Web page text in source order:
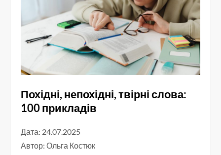
Похідні, непохідні, твірні слова:
100 прикладів
Дата: 24.07.2025
Автор:Ольга Костюк